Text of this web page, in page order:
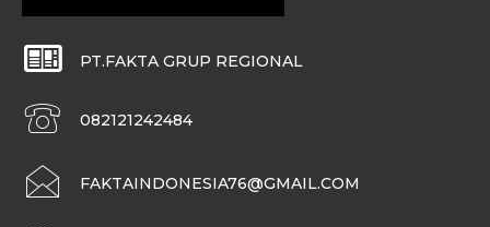
PT.FAKTA GRUP REGIONAL
082121242484
FAKTAINDONESIA76@GMAIL.COM